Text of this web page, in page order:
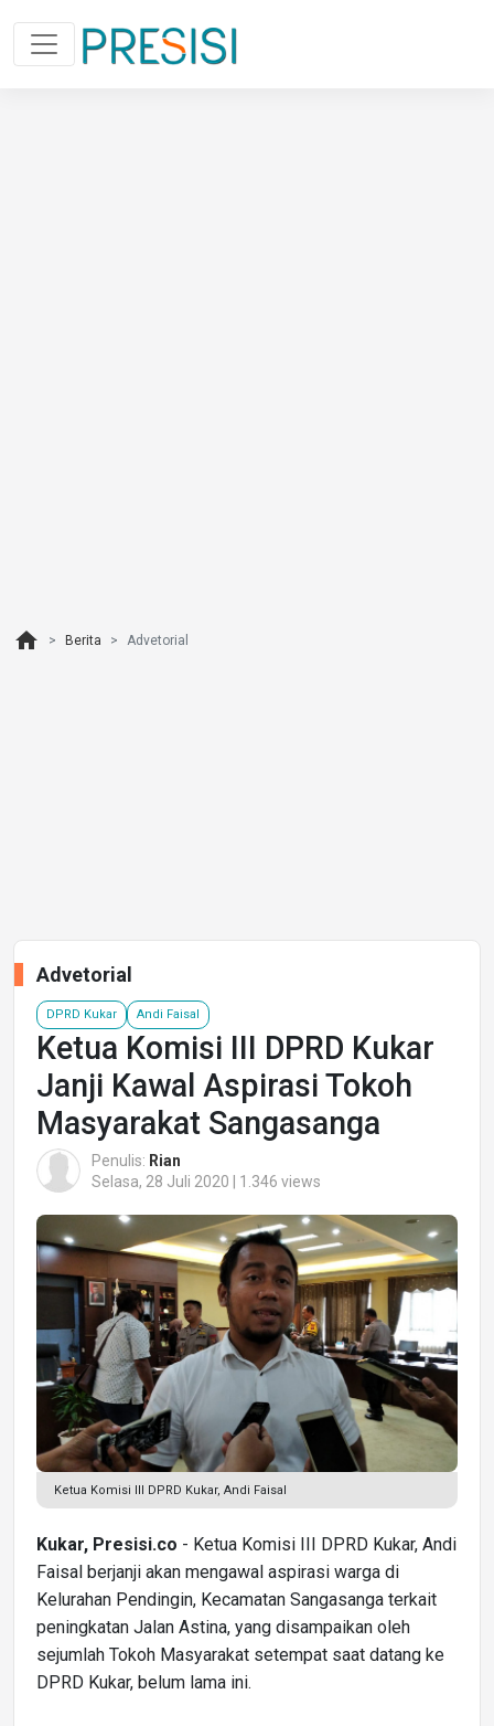
home Berita Advetorial
Advetorial
DPRD Kukar Andi Faisal
Ketua Komisi III DPRD Kukar
Janji Kawal Aspirasi Tokoh
Masyarakat Sangasanga
Penulis: Rian
Selasa, 28 Juli 2020 | 1.346 views
Ketua Komisi III DPRD Kukar, Andi Faisal
Kukar, Presisi.co - Ketua Komisi III DPRD Kukar, Andi
Faisal berjanji akan mengawal aspirasi warga di
Kelurahan Pendingin, Kecamatan Sangasanga terkait
peningkatan Jalan Astina, yang disampaikan oleh
sejumlah Tokoh Masyarakat setempat saat datang ke
DPRD Kukar, belum lama ini.